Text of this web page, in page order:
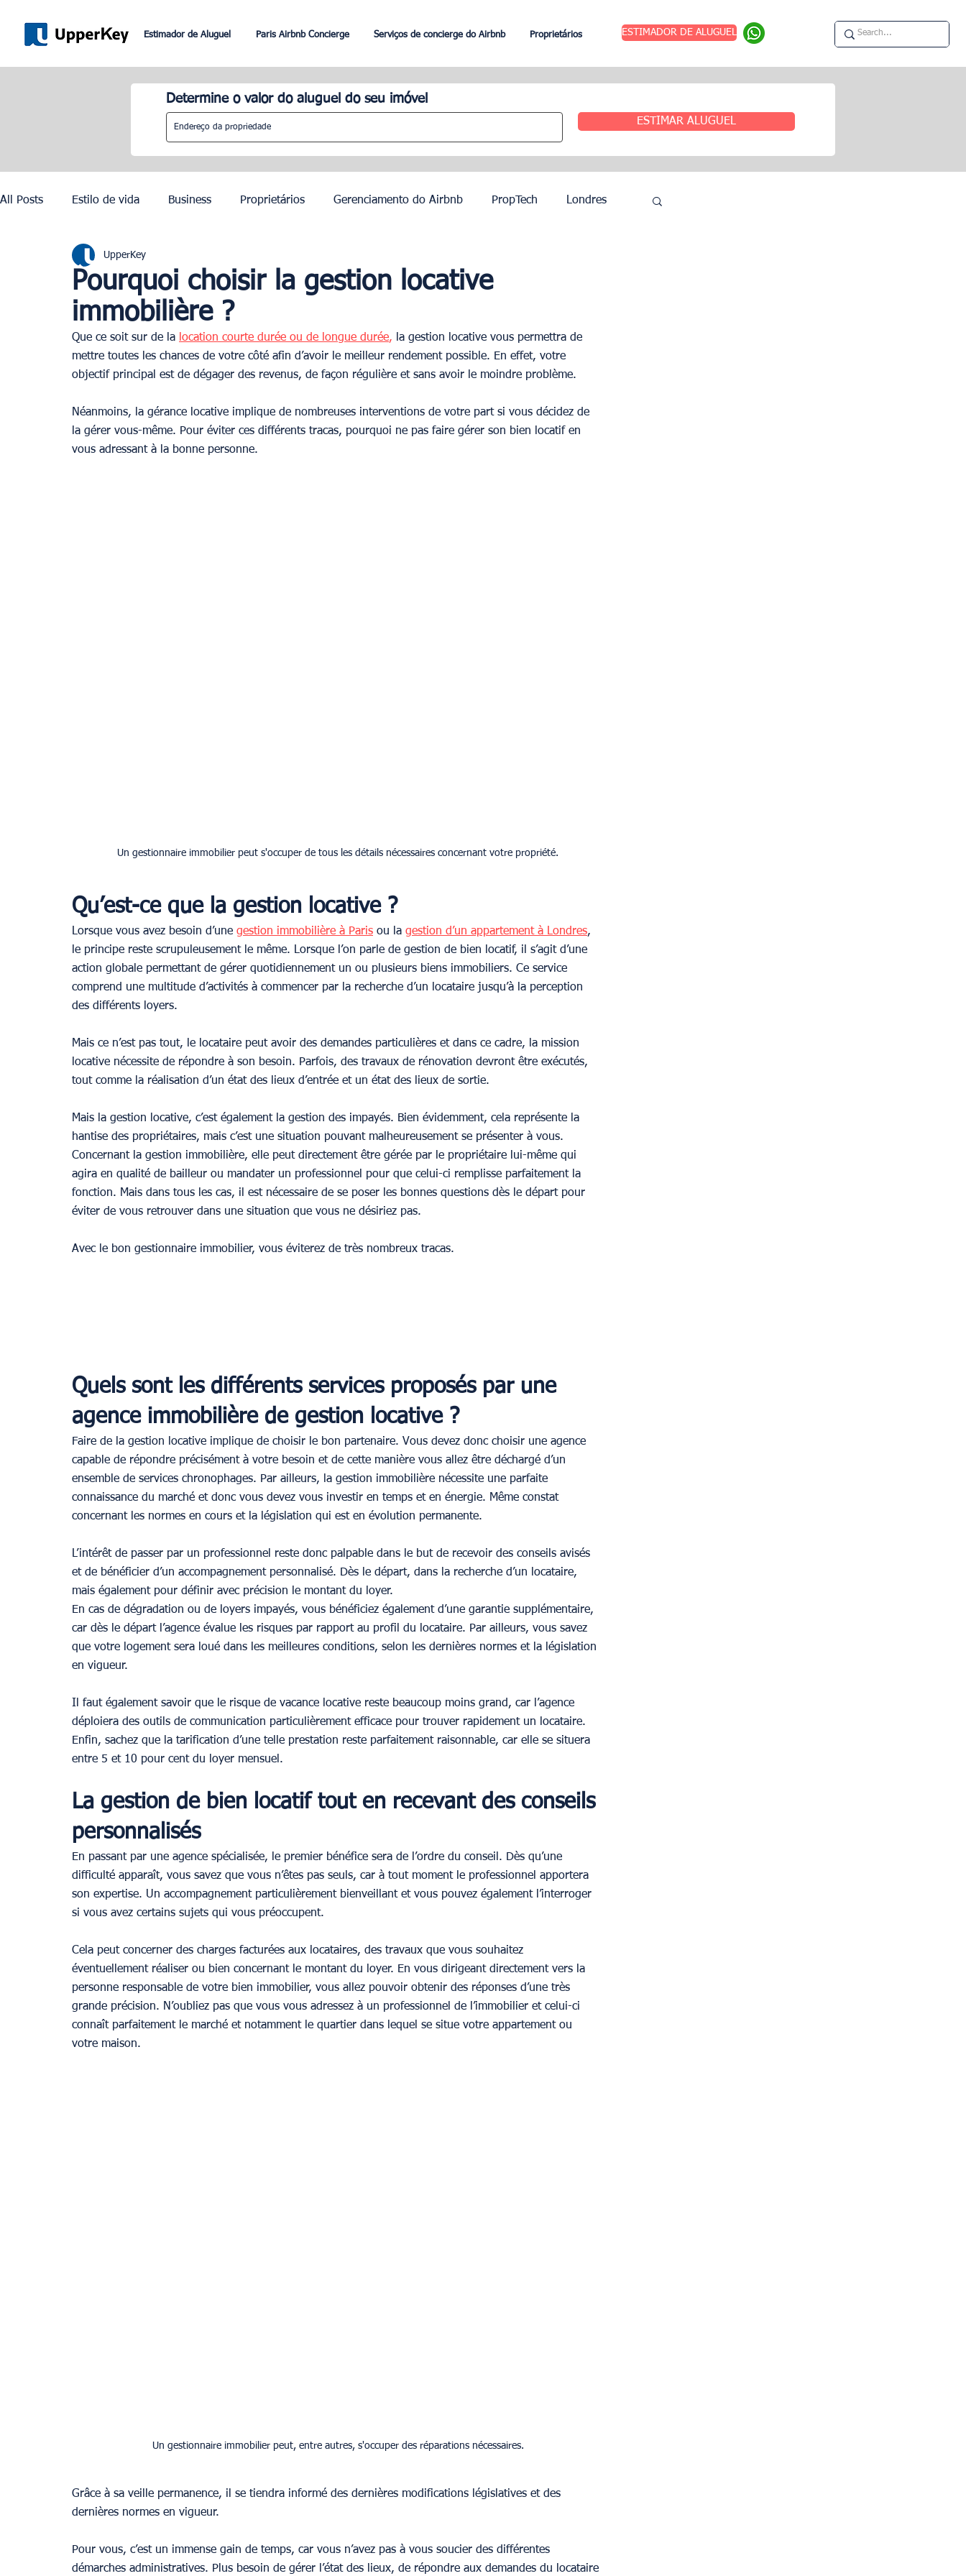
Estimador de Aluguel Paris Airbnb Concierge Serviços de concierge do Airbnb Proprietários ESTIMADOR DE ALUGUEL
Determine o valor do aluguel do seu imóvel
ESTIMAR ALUGUEL
All Posts Estilo de vida Business Proprietários Gerenciamento do Airbnb PropTech Londres
Roma Dubai
Olimpíadas de Paris 2024
Pourquoi choisir la gestion locative
immobilière ?
UpperKey
Que ce soit sur de la location courte durée ou de longue durée, la gestion locative vous permettra de
mettre toutes les chances de votre côté afin d’avoir le meilleur rendement possible. En effet, votre
objectif principal est de dégager des revenus, de façon régulière et sans avoir le moindre problème.
Néanmoins, la gérance locative implique de nombreuses interventions de votre part si vous décidez de
la gérer vous-même. Pour éviter ces différents tracas, pourquoi ne pas faire gérer son bien locatif en
vous adressant à la bonne personne.
Un gestionnaire immobilier peut s'occuper de tous les détails nécessaires concernant votre propriété.
Qu’est-ce que la gestion locative ?
Lorsque vous avez besoin d’une gestion immobilière à Paris ou la gestion d’un appartement à Londres,
le principe reste scrupuleusement le même. Lorsque l’on parle de gestion de bien locatif, il s’agit d’une
action globale permettant de gérer quotidiennement un ou plusieurs biens immobiliers. Ce service
comprend une multitude d’activités à commencer par la recherche d’un locataire jusqu’à la perception
des différents loyers.
Mais ce n’est pas tout, le locataire peut avoir des demandes particulières et dans ce cadre, la mission
locative nécessite de répondre à son besoin. Parfois, des travaux de rénovation devront être exécutés,
tout comme la réalisation d’un état des lieux d’entrée et un état des lieux de sortie.
Mais la gestion locative, c’est également la gestion des impayés. Bien évidemment, cela représente la
hantise des propriétaires, mais c’est une situation pouvant malheureusement se présenter à vous.
Concernant la gestion immobilière, elle peut directement être gérée par le propriétaire lui-même qui
agira en qualité de bailleur ou mandater un professionnel pour que celui-ci remplisse parfaitement la
fonction. Mais dans tous les cas, il est nécessaire de se poser les bonnes questions dès le départ pour
éviter de vous retrouver dans une situation que vous ne désiriez pas.
Avec le bon gestionnaire immobilier, vous éviterez de très nombreux tracas.
Quels sont les différents services proposés par une
agence immobilière de gestion locative ?
Faire de la gestion locative implique de choisir le bon partenaire. Vous devez donc choisir une agence
capable de répondre précisément à votre besoin et de cette manière vous allez être déchargé d’un
ensemble de services chronophages. Par ailleurs, la gestion immobilière nécessite une parfaite
connaissance du marché et donc vous devez vous investir en temps et en énergie. Même constat
concernant les normes en cours et la législation qui est en évolution permanente.
L’intérêt de passer par un professionnel reste donc palpable dans le but de recevoir des conseils avisés
et de bénéficier d’un accompagnement personnalisé. Dès le départ, dans la recherche d’un locataire,
mais également pour définir avec précision le montant du loyer.
En cas de dégradation ou de loyers impayés, vous bénéficiez également d’une garantie supplémentaire,
car dès le départ l’agence évalue les risques par rapport au profil du locataire. Par ailleurs, vous savez
que votre logement sera loué dans les meilleures conditions, selon les dernières normes et la législation
en vigueur.
Il faut également savoir que le risque de vacance locative reste beaucoup moins grand, car l’agence
déploiera des outils de communication particulièrement efficace pour trouver rapidement un locataire.
Enfin, sachez que la tarification d’une telle prestation reste parfaitement raisonnable, car elle se situera
entre 5 et 10 pour cent du loyer mensuel.
La gestion de bien locatif tout en recevant des conseils
personnalisés
En passant par une agence spécialisée, le premier bénéfice sera de l’ordre du conseil. Dès qu’une
difficulté apparaît, vous savez que vous n’êtes pas seuls, car à tout moment le professionnel apportera
son expertise. Un accompagnement particulièrement bienveillant et vous pouvez également l’interroger
si vous avez certains sujets qui vous préoccupent.
Cela peut concerner des charges facturées aux locataires, des travaux que vous souhaitez
éventuellement réaliser ou bien concernant le montant du loyer. En vous dirigeant directement vers la
personne responsable de votre bien immobilier, vous allez pouvoir obtenir des réponses d’une très
grande précision. N’oubliez pas que vous vous adressez à un professionnel de l’immobilier et celui-ci
connaît parfaitement le marché et notamment le quartier dans lequel se situe votre appartement ou
votre maison.
Un gestionnaire immobilier peut, entre autres, s'occuper des réparations nécessaires.
Grâce à sa veille permanence, il se tiendra informé des dernières modifications législatives et des
dernières normes en vigueur.
Pour vous, c’est un immense gain de temps, car vous n’avez pas à vous soucier des différentes
démarches administratives. Plus besoin de gérer l’état des lieux, de répondre aux demandes du locataire